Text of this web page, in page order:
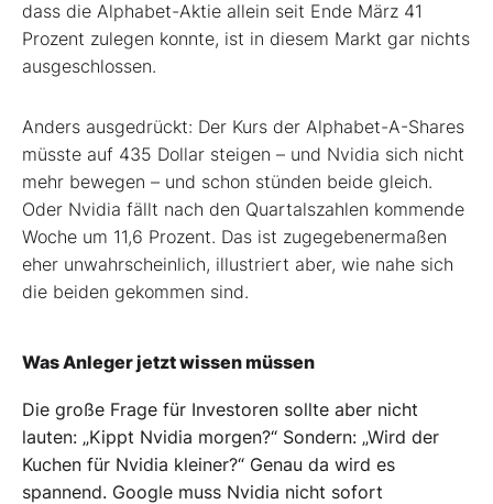
dass die Alphabet-Aktie allein seit Ende März 41
Prozent zulegen konnte, ist in diesem Markt gar nichts
ausgeschlossen.
Anders ausgedrückt: Der Kurs der Alphabet-A-Shares
müsste auf 435 Dollar steigen – und Nvidia sich nicht
mehr bewegen – und schon stünden beide gleich.
Oder Nvidia fällt nach den Quartalszahlen kommende
Woche um 11,6 Prozent. Das ist zugegebenermaßen
eher unwahrscheinlich, illustriert aber, wie nahe sich
die beiden gekommen sind.
Was Anleger jetzt wissen müssen
Die große Frage für Investoren sollte aber nicht
lauten: „Kippt Nvidia morgen?“ Sondern: „Wird der
Kuchen für Nvidia kleiner?“ Genau da wird es
spannend. Google muss Nvidia nicht sofort